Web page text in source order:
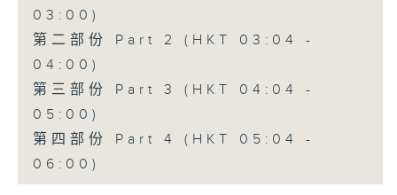
03:00)
第二部份 Part 2 (HKT 03:04 -
04:00)
第三部份 Part 3 (HKT 04:04 -
05:00)
第四部份 Part 4 (HKT 05:04 -
06:00)